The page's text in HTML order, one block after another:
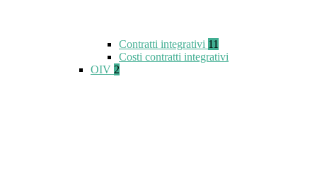
Contratti integrativi 11
Costi contratti integrativi
OIV 2